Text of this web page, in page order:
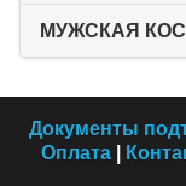
МУЖСКАЯ
Документы
Оплата